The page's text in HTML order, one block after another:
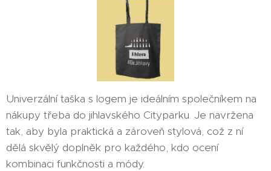
Univerzální taška s logem je ideálním společníkem na
nákupy třeba do jihlavského Cityparku. Je navržena
tak, aby byla praktická a zároveň stylová, což z ní
dělá skvělý doplněk pro každého, kdo ocení
kombinaci funkčnosti a módy.